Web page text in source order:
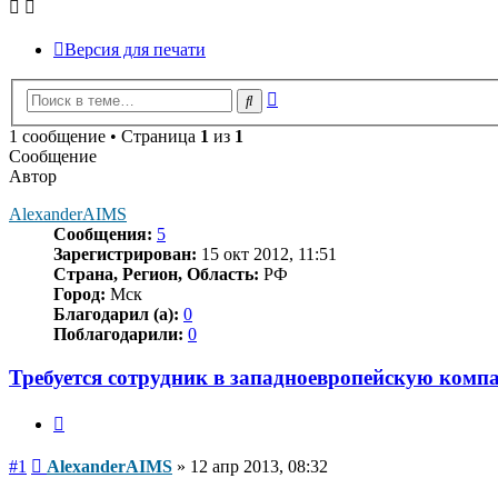
Версия для печати
Поиск
1 сообщение • Страница 1 из 1
Сообщение
Автор
AlexanderAIMS
Сообщения: 5
Зарегистрирован: 15 окт 2012, 11:51
Страна, Регион, Область: РФ
Город: Мск
Благодарил (а): 0
Поблагодарили: 0
Требуется сотрудник в западноевропейскую
#1 Сообщение
AlexanderAIMS » 12 апр 2013, 08:32